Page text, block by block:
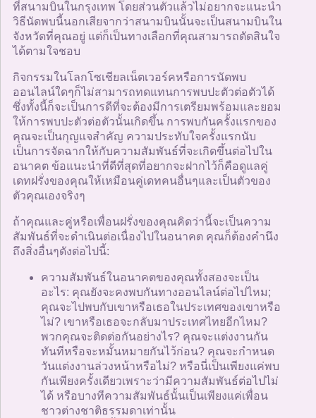
ที่สนามบินในกรุงเทพ โดยส่วนตัวแล้วไม่อยากจะแนะนำ
วิธีนัดพบนี้นอกเสียจากว่าสนามบินนั้นจะเป็นสนามบินใน
จังหวัดที่คุณอยู่ แต่ก็เป็นทางเลือกที่คุณสามารถตัดสินใจ
ได้ตามใจชอบ
กิจกรรมในโลกโซเชียลเน็ตเวอร์คหรือการนัดพบ
ออนไลน์ใดๆก็ไม่สามารถทดแทนการพบปะตัวต่อตัวได้
ซึ่งทั้งนี้ก็จะเป็นการดีที่จะต้องมีการเตรียมพร้อมและยอม
ให้การพบปะตัวต่อตัวนั้นเกิดขึ้น การพบกันครั้งแรกของ
คุณจะเป็นกุญแจสำคัญ ความประทับใจครั้งแรกนับ
เป็นการจัดฉากให้กับความสัมพันธ์ที่จะเกิดขึ้นต่อไปใน
อนาคต ข้อแนะนำที่ดีที่สุดที่อยากจะฝากไว้ก็คือดูแลคู่
เดทฝรั่งของคุณให้เหมือนคู่เดทคนอื่นๆและเป็นตัวของ
ตัวคุณเองจริงๆ
ถ้าคุณและคู่หรือเพื่อนฝรั่งของคุณคิดว่านี้จะเป็นความ
สัมพันธ์ที่จะดำเนินต่อเนื่องไปในอนาคต คุณก็ต้องคำนึง
ถึงสิ่งอื่นๆดังต่อไปนี้:
ความสัมพันธ์ในอนาคตของคุณทั้งสองจะเป็น
อะไร: คุณยังจะคงพบกันทางออนไลน์ต่อไปไหม;
คุณจะไปพบกับเขาหรือเธอในประเทศของเขาหรือ
ไม่? เขาหรือเธอจะกลับมาประเทศไทยอีกไหม?
พวกคุณจะติดต่อกันอย่างไร? คุณจะแต่งงานกัน
ทันทีหรือจะหมั้นหมายกันไว้ก่อน? คุณจะกำหนด
วันแต่งงานล่วงหน้าหรือไม่? หรือนี่เป็นเพียงแค่พบ
กันเพียงครั้งเดียวเพราะว่ามีความสัมพันธ์ต่อไปไม่
ได้ หรือบางทีความสัมพันธ์นั้นเป็นเพียงแค่เพื่อน
ชาวต่างชาติธรรมดาเท่านั้น